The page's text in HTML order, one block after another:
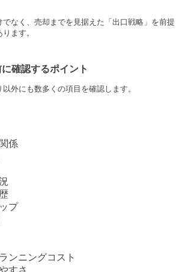
でなく、売却までを見据えた「出口戦略」を前提
ます。
確認するポイント
外にも数多くの項目を確認します。
係
プ
ンニングコスト